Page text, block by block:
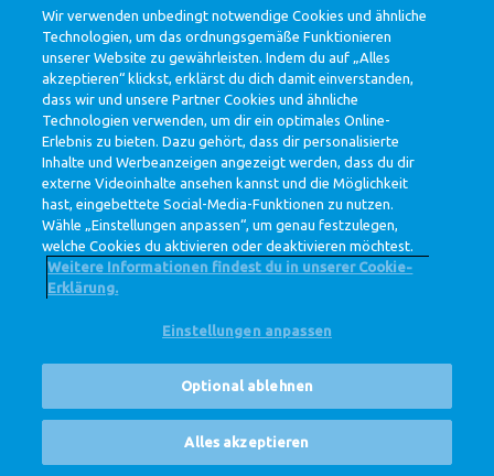
No discipline groups found!
@ Royal FrieslandCampina
Datenschutzerklärung Cookie-RichtlinieWiderruf
Cookie SettingsCorporate Site
Wir verwenden unbedingt notwendige Cookies und ähnliche
Technologien, um das ordnungsgemäße Funktionieren
unserer Website zu gewährleisten. Indem du auf „Alles
akzeptieren“ klickst, erklärst du dich damit einverstanden,
dass wir und unsere Partner Cookies und ähnliche
Technologien verwenden, um dir ein optimales Online-
Erlebnis zu bieten. Dazu gehört, dass dir personalisierte
Inhalte und Werbeanzeigen angezeigt werden, dass du dir
externe Videoinhalte ansehen kannst und die Möglichkeit
hast, eingebettete Social-Media-Funktionen zu nutzen.
Wähle „Einstellungen anpassen“, um genau festzulegen,
welche Cookies du aktivieren oder deaktivieren möchtest.
Weitere Informationen findest du in unserer Cookie-
Erklärung.
Einstellungen anpassen
Optional ablehnen
Alles akzeptieren